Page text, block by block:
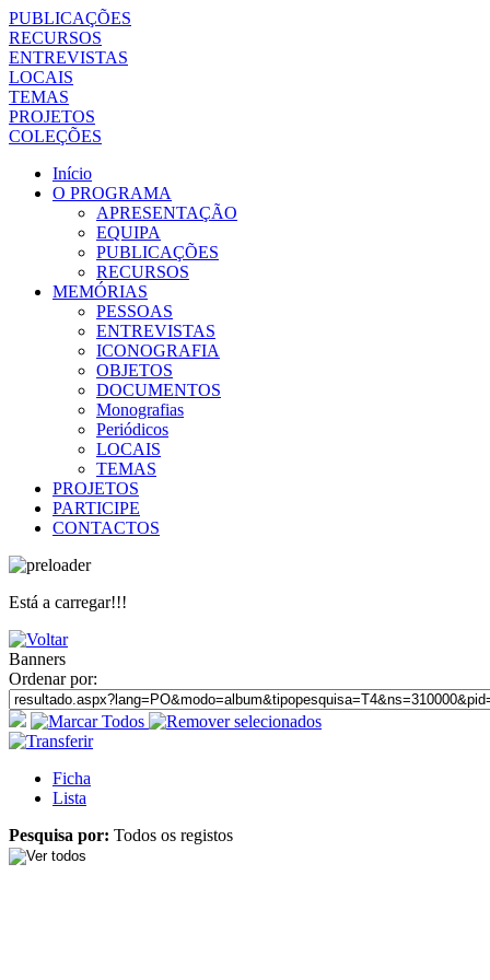
PUBLICAÇÕES
RECURSOS
ENTREVISTAS
LOCAIS
TEMAS
PROJETOS
COLEÇÕES
Início
O PROGRAMA
APRESENTAÇÃO
EQUIPA
PUBLICAÇÕES
RECURSOS
MEMÓRIAS
PESSOAS
ENTREVISTAS
ICONOGRAFIA
OBJETOS
DOCUMENTOS
Monografias
Periódicos
LOCAIS
TEMAS
PROJETOS
PARTICIPE
CONTACTOS
Está a carregar!!!
Banners
Ordenar por:
Ficha
Lista
Pesquisa por: Todos os registos